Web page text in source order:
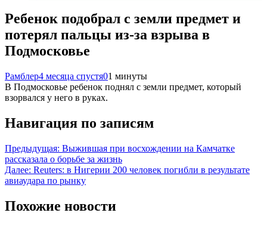
Ребенок подобрал с земли предмет и
потерял пальцы из-за взрыва в
Подмосковье
Рамблер4 месяца спустя01 минуты
В Подмосковье ребенок поднял с земли предмет, который
взорвался у него в руках.
Навигация по записям
Предыдущая: Выжившая при восхождении на Камчатке
рассказала о борьбе за жизнь
Далее: Reuters: в Нигерии 200 человек погибли в результате
авиаудара по рынку
Похожие новости